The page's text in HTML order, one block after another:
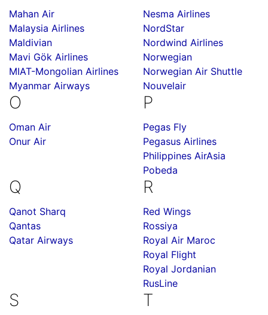
Mahan Air
Malaysia Airlines
Maldivian
Mavi Gök Airlines
MIAT-Mongolian Airlines
Myanmar Airways
Nesma Airlines
NordStar
Nordwind Airlines
Norwegian
Norwegian Air Shuttle
Nouvelair
O
Oman Air
Onur Air
P
Pegas Fly
Pegasus Airlines
Philippines AirAsia
Pobeda
Q
Qanot Sharq
Qantas
Qatar Airways
R
Red Wings
Rossiya
Royal Air Maroc
Royal Flight
Royal Jordanian
RusLine
S T